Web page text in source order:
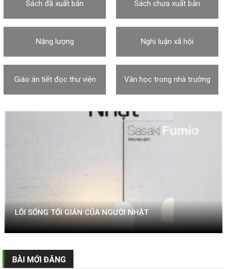
Sách đã xuất bản Sách chưa xuất bản
Năng lượng Nghị luận xã hội
Giáo án tiết đọc thư viện Văn học trong nhà trường
LỐI SỐNG TỐI GIẢN CỦA NGƯỜI NHẬT
BÀI MỚI ĐĂNG